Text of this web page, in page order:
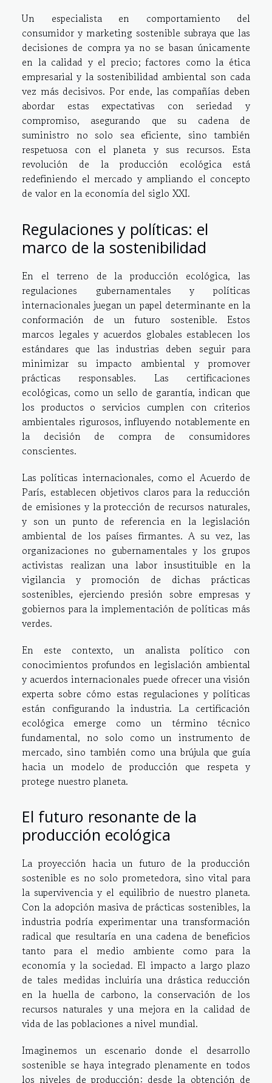
Un especialista en comportamiento del
consumidor y marketing sostenible subraya que las
decisiones de compra ya no se basan únicamente
en la calidad y el precio; factores como la ética
empresarial y la sostenibilidad ambiental son cada
vez más decisivos. Por ende, las compañías deben
abordar estas expectativas con seriedad y
compromiso, asegurando que su cadena de
suministro no solo sea eficiente, sino también
respetuosa con el planeta y sus recursos. Esta
revolución de la producción ecológica está
redefiniendo el mercado y ampliando el concepto
de valor en la economía del siglo XXI.
Regulaciones y políticas: el
marco de la sostenibilidad
En el terreno de la producción ecológica, las
regulaciones gubernamentales y políticas
internacionales juegan un papel determinante en la
conformación de un futuro sostenible. Estos
marcos legales y acuerdos globales establecen los
estándares que las industrias deben seguir para
minimizar su impacto ambiental y promover
prácticas responsables. Las certificaciones
ecológicas, como un sello de garantía, indican que
los productos o servicios cumplen con criterios
ambientales rigurosos, influyendo notablemente en
la decisión de compra de consumidores
conscientes.
Las políticas internacionales, como el Acuerdo de
París, establecen objetivos claros para la reducción
de emisiones y la protección de recursos naturales,
y son un punto de referencia en la legislación
ambiental de los países firmantes. A su vez, las
organizaciones no gubernamentales y los grupos
activistas realizan una labor insustituible en la
vigilancia y promoción de dichas prácticas
sostenibles, ejerciendo presión sobre empresas y
gobiernos para la implementación de políticas más
verdes.
En este contexto, un analista político con
conocimientos profundos en legislación ambiental
y acuerdos internacionales puede ofrecer una visión
experta sobre cómo estas regulaciones y políticas
están configurando la industria. La certificación
ecológica emerge como un término técnico
fundamental, no solo como un instrumento de
mercado, sino también como una brújula que guía
hacia un modelo de producción que respeta y
protege nuestro planeta.
El futuro resonante de la
producción ecológica
La proyección hacia un futuro de la producción
sostenible es no solo prometedora, sino vital para
la supervivencia y el equilibrio de nuestro planeta.
Con la adopción masiva de prácticas sostenibles, la
industria podría experimentar una transformación
radical que resultaría en una cadena de beneficios
tanto para el medio ambiente como para la
economía y la sociedad. El impacto a largo plazo
de tales medidas incluiría una drástica reducción
en la huella de carbono, la conservación de los
recursos naturales y una mejora en la calidad de
vida de las poblaciones a nivel mundial.
Imaginemos un escenario donde el desarrollo
sostenible se haya integrado plenamente en todos
los niveles de producción: desde la obtención de